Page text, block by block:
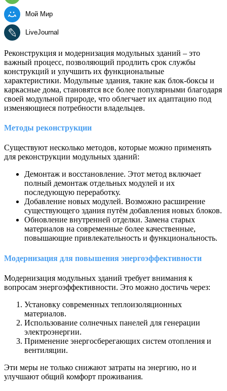
Мой Мир
LiveJournal
Реконструкция и модернизация модульных зданий – это
важный процесс, позволяющий продлить срок службы
конструкций и улучшить их функциональные
характеристики. Модульные здания, такие как блок-боксы и
каркасные дома, становятся все более популярными благодаря
своей модульной природе, что облегчает их адаптацию под
изменяющиеся потребности владельцев.
Методы реконструкции
Существуют несколько методов, которые можно применять
для реконструкции модульных зданий:
Демонтаж и восстановление. Этот метод включает
полный демонтаж отдельных модулей и их
последующую переработку.
Добавление новых модулей. Возможно расширение
существующего здания путём добавления новых блоков.
Обновление внутренней отделки. Замена старых
материалов на современные более качественные,
повышающие привлекательность и функциональность.
Модернизация для повышения энергоэффективности
Модернизация модульных зданий требует внимания к
вопросам энергоэффективности. Это можно достичь через:
Установку современных теплоизоляционных
материалов.
Использование солнечных панелей для генерации
электроэнергии.
Применение энергосберегающих систем отопления и
вентиляции.
Эти меры не только снижают затраты на энергию, но и
улучшают общий комфорт проживания.